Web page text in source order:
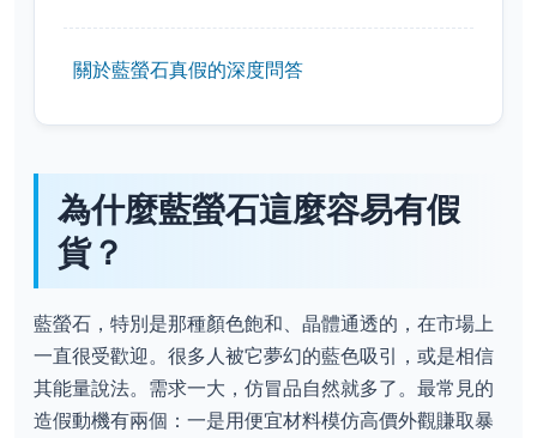
關於藍螢石真假的深度問答
為什麼藍螢石這麼容易有假
貨？
藍螢石，特別是那種顏色飽和、晶體通透的，在市場上
一直很受歡迎。很多人被它夢幻的藍色吸引，或是相信
其能量說法。需求一大，仿冒品自然就多了。最常見的
造假動機有兩個：一是用便宜材料模仿高價外觀賺取暴